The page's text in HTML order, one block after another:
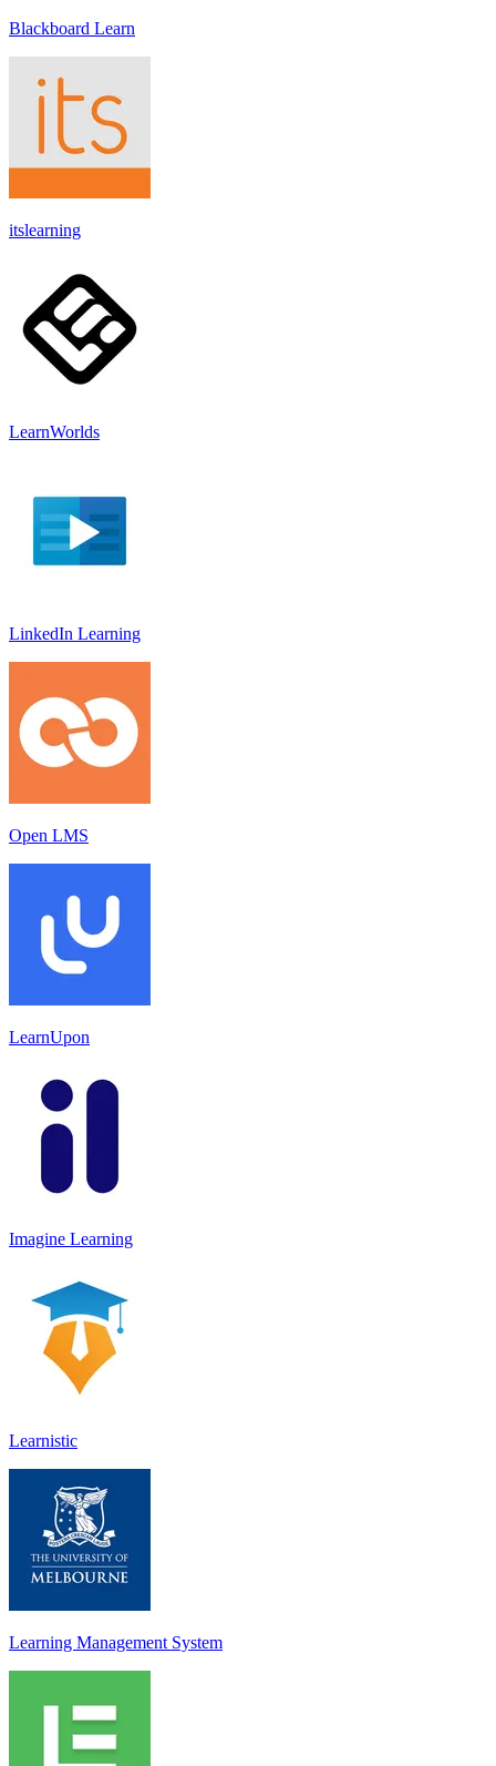
Blackboard Learn
itslearning
LearnWorlds
LinkedIn Learnin‪g
Open LMS
LearnUpon
Imagine Learning
Learnistic
Learning Management System